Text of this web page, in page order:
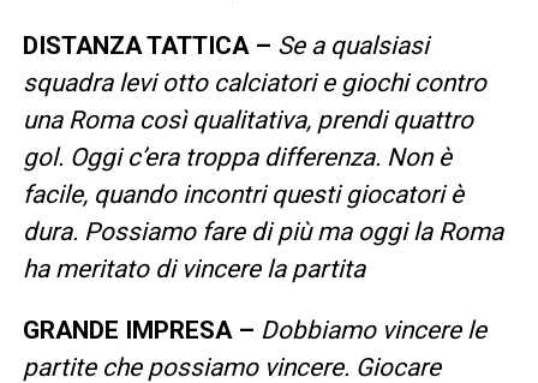
DISTANZA TATTICA – Se a qualsiasi
squadra levi otto calciatori e giochi contro
una Roma così qualitativa, prendi quattro
gol. Oggi c’era troppa differenza. Non è
facile, quando incontri questi giocatori è
dura. Possiamo fare di più ma oggi la Roma
ha meritato di vincere la partita
GRANDE IMPRESA – Dobbiamo vincere le
partite che possiamo vincere. Giocare